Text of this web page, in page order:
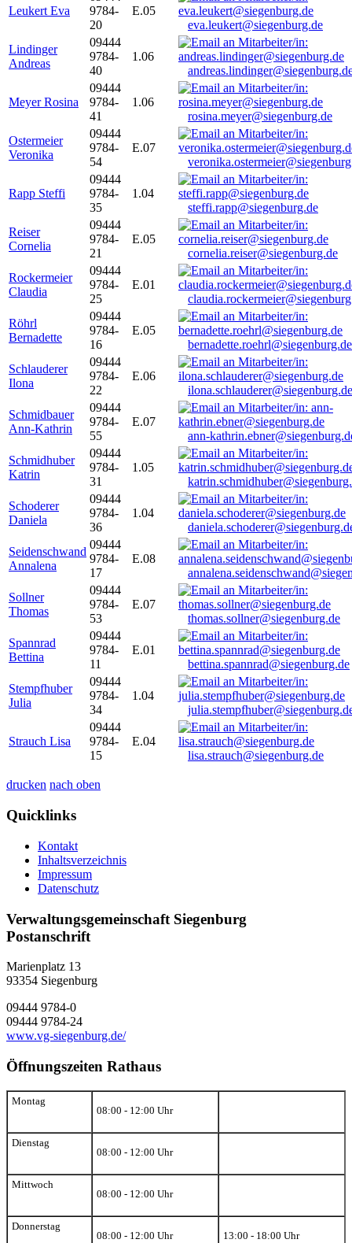
Leukert Eva
9784-
20
E.05
eva.leukert@siegenburg.de
Lindinger
Andreas
09444
9784-
40
1.06
Meyer Rosina
09444
9784-
41
1.06
rosina.meyer@siegenburg.de
Ostermeier
Veronika
09444
9784-
54
E.07
Rapp Steffi
09444
9784-
35
1.04
steffi.rapp@siegenburg.de
Reiser
Cornelia
09444
9784-
21
E.05
cornelia.reiser@siegenburg.de
Rockermeier
Claudia
09444
9784-
25
E.01
Röhrl
Bernadette
09444
9784-
16
E.05
bernadette.roehrl@siegenburg.de
Schlauderer
Ilona
09444
9784-
22
E.06
ilona.schlauderer@siegenburg.de
Schmidbauer
Ann-Kathrin
09444
9784-
55
E.07
ann-
Schmidhuber
Katrin
09444
9784-
31
1.05
Schoderer
Daniela
09444
9784-
36
1.04
Seidenschwand
Annalena
09444
9784-
17
E.08
Sollner
Thomas
09444
9784-
53
E.07
thomas.sollner@siegenburg.de
Spannrad
Bettina
09444
9784-
11
E.01
bettina.spannrad@siegenburg.de
Stempfhuber
Julia
09444
9784-
34
1.04
Strauch Lisa
09444
9784-
15
E.04
lisa.strauch@siegenburg.de
drucken nach oben
Quicklinks
Kontakt
Inhaltsverzeichnis
Impressum
Datenschutz
Verwaltungsgemeinschaft Siegenburg
Postanschrift
Marienplatz 13
93354 Siegenburg
09444 9784-0
09444 9784-24
www.vg-siegenburg.de/
Öffnungszeiten Rathaus
Montag
08:00 - 12:00 Uhr
Dienstag
08:00 - 12:00 Uhr
Mittwoch
08:00 - 12:00 Uhr
Donnerstag
08:00 - 12:00 Uhr
13:00 - 18:00 Uhr